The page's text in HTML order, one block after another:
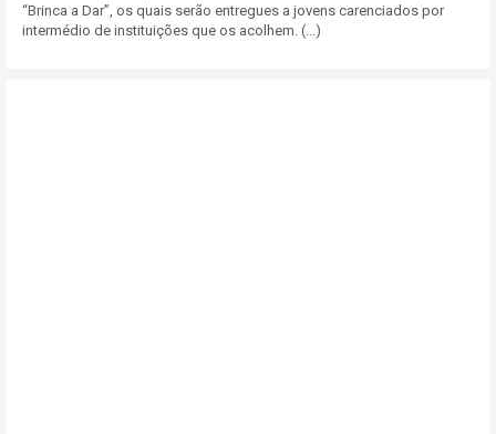
“Brinca a Dar”, os quais serão entregues a jovens carenciados por
intermédio de instituições que os acolhem. (...)